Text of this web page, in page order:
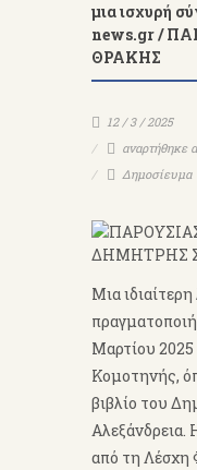
μια ισχυρή
news.gr /
ΘΡΑΚΗΣ
12 / 3 / 2025
αναρτήθηκε
Δημοσίευμα
Μια
Μαρτίου
Κομοτηνής,
βιβλίο του
από τη Λέσχη